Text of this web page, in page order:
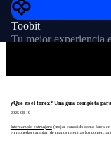
Toobit
Tu mejor experiencia
¿Qué es el forex? Una guía completa
2025-08-19
Intercambio extranjero(mejor conocido como forex en
en monedas cambian de manos mientras los